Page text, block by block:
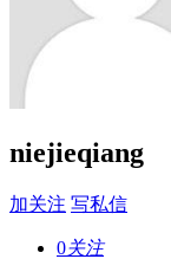
niejieqiang
加关注 写私信
0关注